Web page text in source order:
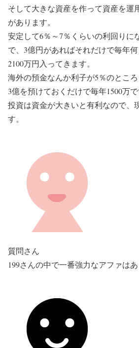
そして大きな資産を作って資産を運
があります。
安定して6％～7％くらいの利回りに
で、3億円があればそれだけで毎年
2100万円入ってきます。
海外の預金なんか利子が5％のところ
3億を預けておくだけで毎年1500万で
投資は資金が大きいと有利なので、
す。
質問さん
199さんの中で一番強力なアファは